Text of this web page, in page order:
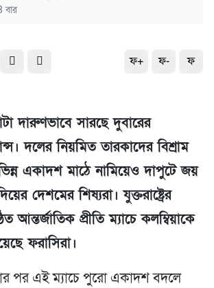
বার
ফ+ ফ- ফ
দারুণভাবে সারছে দুবারের
দলের নিয়মিত তারকাদের বিশ্রাম
একাদশ মাঠে নামিয়েও দাপুটে জয়
দেশমের শিষ্যরা। যুক্তরাষ্ট্রের
আন্তর্জাতিক প্রীতি ম্যাচে কলম্বিয়াকে
ফরাসিরা।
পর এই ম্যাচে পুরো একাদশ বদলে